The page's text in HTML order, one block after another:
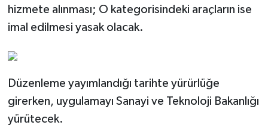
hizmete alınması; O kategorisindeki araçların ise
imal edilmesi yasak olacak.
Düzenleme yayımlandığı tarihte yürürlüğe
girerken, uygulamayı Sanayi ve Teknoloji Bakanlığı
yürütecek.